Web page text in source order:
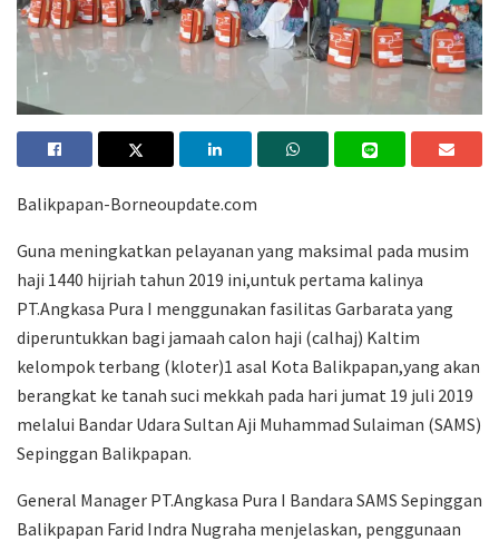
Balikpapan-Borneoupdate.com
Guna meningkatkan pelayanan yang maksimal pada musim
haji 1440 hijriah tahun 2019 ini,untuk pertama kalinya
PT.Angkasa Pura I menggunakan fasilitas Garbarata yang
diperuntukkan bagi jamaah calon haji (calhaj) Kaltim
kelompok terbang (kloter)1 asal Kota Balikpapan,yang akan
berangkat ke tanah suci mekkah pada hari jumat 19 juli 2019
melalui Bandar Udara Sultan Aji Muhammad Sulaiman (SAMS)
Sepinggan Balikpapan.
General Manager PT.Angkasa Pura I Bandara SAMS Sepinggan
Balikpapan Farid Indra Nugraha menjelaskan, penggunaan